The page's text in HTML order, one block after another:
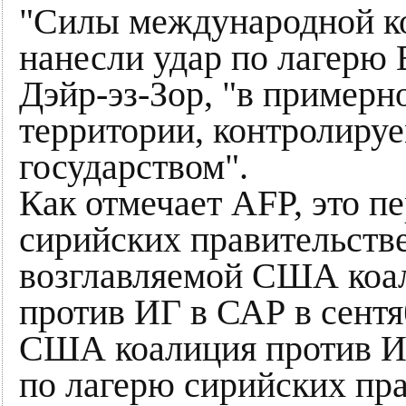
"Силы международной
нанесли удар по
Дэйр-эз-Зор, "в
территории,
государством".
Как отмечает AFP, это
сирийских
возглавляемой США
против ИГ в САР в
США коалиция против
по лагерю сирийских